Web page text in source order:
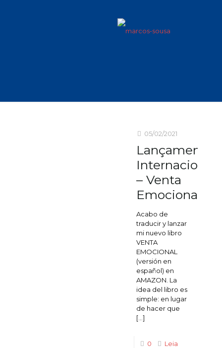
05/02/2021
Lançamento
Internacional
– Venta
Emocional
Acabo de
traducir y lanzar
mi nuevo libro
VENTA
EMOCIONAL
(versión en
español) en
AMAZON. La
idea del libro es
simple: en lugar
de hacer que
[…]
0
Leia